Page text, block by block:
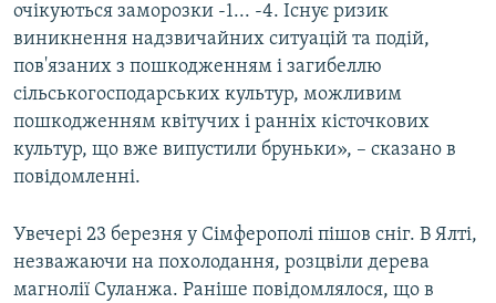
очікуються заморозки -1... -4. Існує ризик
виникнення надзвичайних ситуацій та подій,
пов'язаних з пошкодженням і загибеллю
сільськогосподарських культур, можливим
пошкодженням квітучих і ранніх кісточкових
культур, що вже випустили бруньки», – сказано в
повідомленні.
Увечері 23 березня у Сімферополі пішов сніг. В Ялті,
незважаючи на похолодання, розцвіли дерева
магнолії Суланжа. Раніше повідомлялося, що в